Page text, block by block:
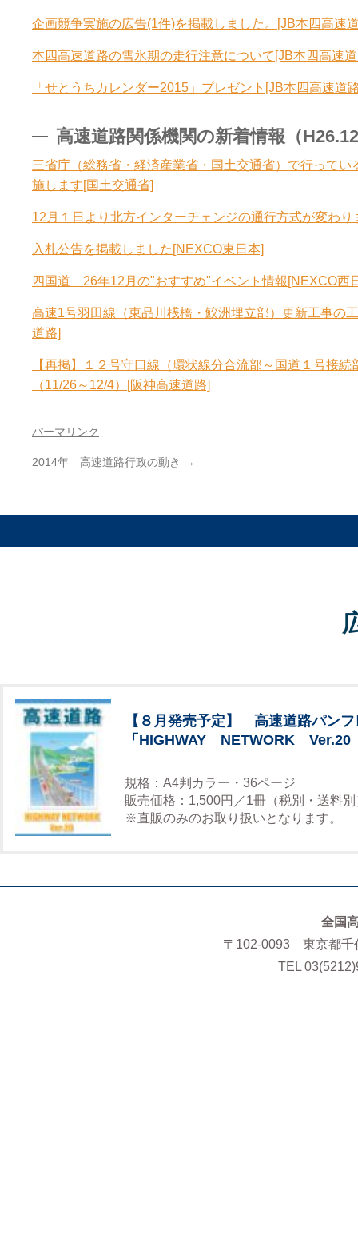
企画競争実施の広告(1件)を掲載しました。[JB本四高速
本四高速道路の雪氷期の走行注意について[JB本四高速
「せとうちカレンダー2015」プレゼント[JB本四高速道
高速道路関係機関の新着情報（
三省庁（総務省・経済産業省・国土交通省）で行って
施します[国土交通省]
12月１日より北方インターチェンジの通行方式が変わり
入札公告を掲載しました[NEXCO東日本]
四国道 26年12月の"おすすめ"イベント情報[NEXCO西
高速1号羽田線（東品川桟橋・鮫洲埋立部）更新工事の
道路]
【再掲】１２号守口線（環状線分合流部～国道１号接
（11/26～12/4）[阪神高速道路]
パーマリンク
2014年 高速道路行政の動き →
【８月発売予定】 高速道路パンフ
「HIGHWAY NETWORK Ver.20
規格：A4判カラー・36ページ
販売価格：1,500円／1冊（税別・送料別
※直販のみのお取り扱いとなります。
全国
〒102-0093 東京都千
TEL